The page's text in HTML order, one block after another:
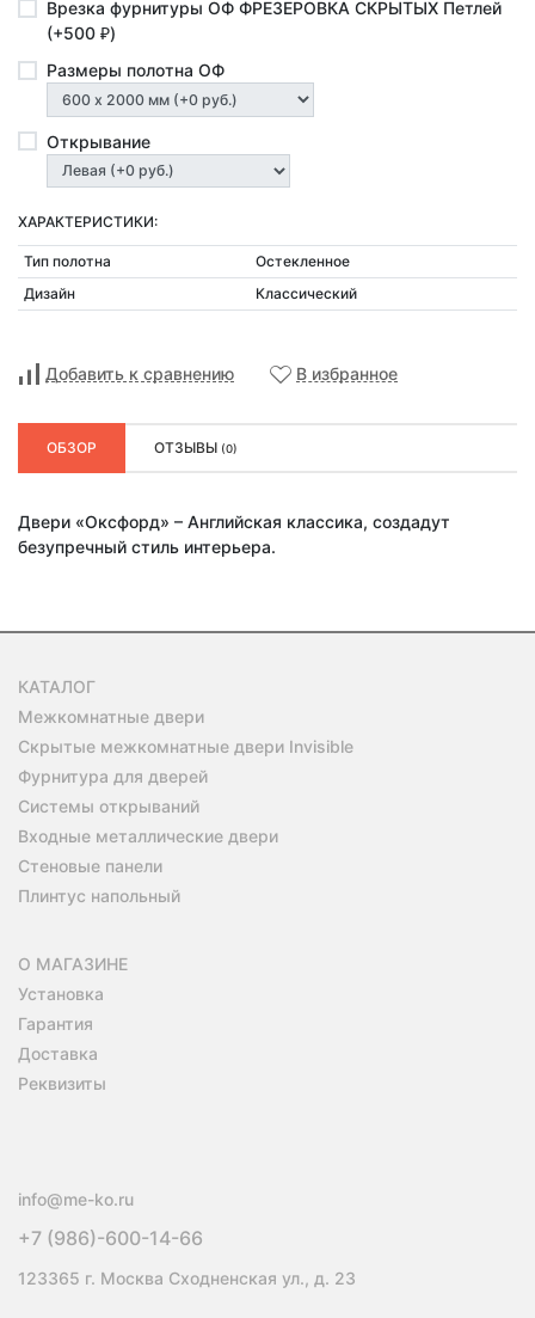
Врезка фурнитуры ОФ ФРЕЗЕРОВКА СКРЫТЫХ Петлей
(+500 ₽)
Размеры полотна ОФ
Открывание
ХАРАКТЕРИСТИКИ:
Тип полотна
Остекленное
Дизайн
Классический
Добавить к сравнению В избранное
ОБЗОР ОТЗЫВЫ (0)
Двери «Оксфорд» – Английская классика, создадут
безупречный стиль интерьера.
КАТАЛОГ
Межкомнатные двери
Скрытые межкомнатные двери Invisible
Фурнитура для дверей
Системы открываний
Входные металлические двери
Стеновые панели
Плинтус напольный
О МАГАЗИНЕ
Установка
Гарантия
Доставка
Реквизиты
info@me-ko.ru
+7 (986)-600-14-66
123365 г. Москва Сходненская ул., д. 23